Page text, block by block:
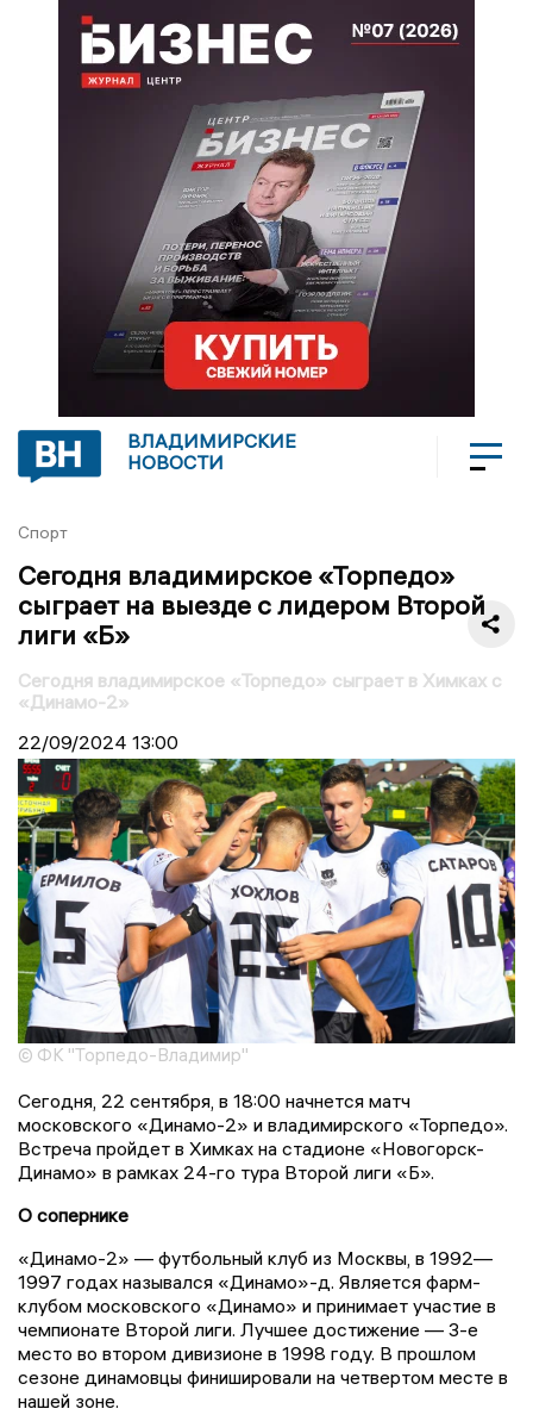
ВЛАДИМИРСКИЕ
НОВОСТИ
Спорт
Сегодня владимирское «Торпедо»
сыграет на выезде с лидером Второй
лиги «Б»
Сегодня владимирское «Торпедо» сыграет в Химках с
«Динамо-2»
22/09/2024 13:00
© ФК "Торпедо-Владимир"
Сегодня, 22 сентября, в 18:00 начнется матч
московского «Динамо-2» и владимирского «Торпедо».
Встреча пройдет в Химках на стадионе «Новогорск-
Динамо» в рамках 24-го тура Второй лиги «Б».
О сопернике
«Динамо-2» — футбольный клуб из Москвы, в 1992—
1997 годах назывался «Динамо»-д. Является фарм-
клубом московского «Динамо» и принимает участие в
чемпионате Второй лиги. Лучшее достижение — 3-е
место во втором дивизионе в 1998 году. В прошлом
сезоне динамовцы финишировали на четвертом месте в
нашей зоне.